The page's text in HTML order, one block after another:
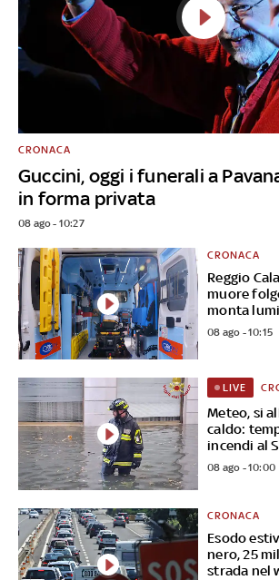
Guccini, oggi i funerali a
in forma privata
CRONACA
08 ago - 10:27
Reggio
muore
monta
CRONACA
08 ago - 10:15
Meteo, si
caldo:
incendi al
LIVE
08 ago - 10:00
Esodo
nero, 25
strada nel
CRONACA